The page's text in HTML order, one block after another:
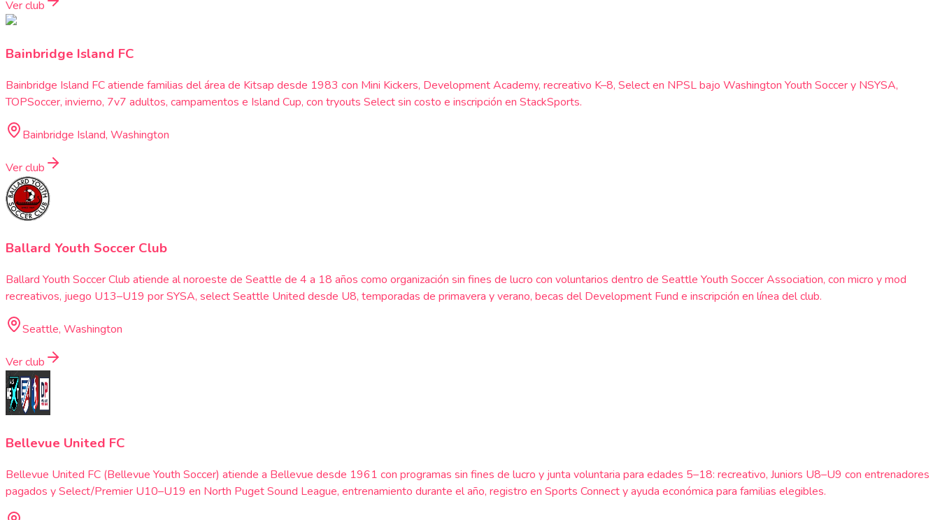
Ver club
Bainbridge Island FC
Bainbridge Island FC atiende familias del área de Kitsap desde 1983 con Mini Kickers, Development Academy, recreativo K–8, Select en NPSL bajo Washington Youth Soccer y NSYSA,
TOPSoccer, invierno, 7v7 adultos, campamentos e Island Cup, con tryouts Select sin costo e inscripción en StackSports.
Bainbridge Island, Washington
Ver club
Ballard Youth Soccer Club
Ballard Youth Soccer Club atiende al noroeste de Seattle de 4 a 18 años como organización sin fines de lucro con voluntarios dentro de Seattle Youth Soccer Association, con micro y mod
recreativos, juego U13–U19 por SYSA, select Seattle United desde U8, temporadas de primavera y verano, becas del Development Fund e inscripción en línea del club.
Seattle, Washington
Ver club
Bellevue United FC
Bellevue United FC (Bellevue Youth Soccer) atiende a Bellevue desde 1961 con programas sin fines de lucro y junta voluntaria para edades 5–18: recreativo, Juniors U8–U9 con entrenadores
pagados y Select/Premier U10–U19 en North Puget Sound League, entrenamiento durante el año, registro en Sports Connect y ayuda económica para familias elegibles.